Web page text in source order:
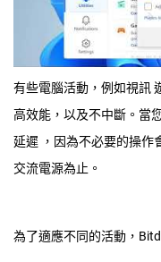
有些電腦活動，例如視訊
高效能，以及不中斷。當
延遲 ，因為不必要的操作
交流電源為止。
為了適應不同的活動，